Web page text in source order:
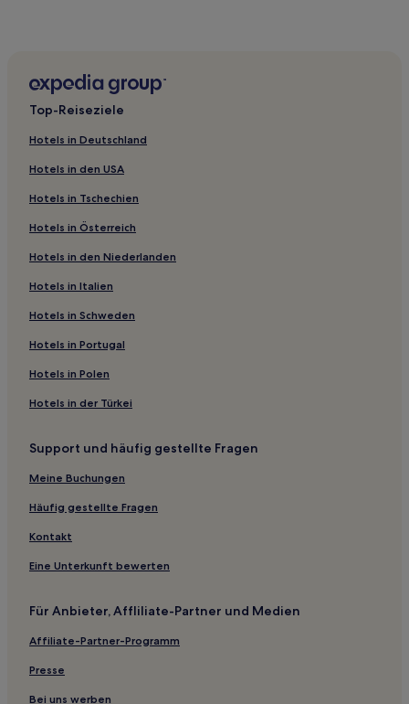
Günstige in Tonglu
Hotels mit Wellnessbereich nahe Tausend-Schritte-
Strand
Haustierfreundliche in Jiaxing
Günstige in Kreis Yunhe
Hotels mit Fitnessbereich in Xinchang
Günstige in Shangcheng
Familien in Hangzhou
Familien in Yiwu
Top-Reiseziele
Hotels in Deutschland
Hotels in den USA
Hotels in Tschechien
Hotels in Österreich
Hotels in den Niederlanden
Hotels in Italien
Hotels in Schweden
Hotels in Portugal
Hotels in Polen
Hotels in der Türkei
Support und häufig gestellte Fragen
Meine Buchungen
Häufig gestellte Fragen
Kontakt
Eine Unterkunft bewerten
Für Anbieter, Affliliate-Partner und Medien
Affiliate-Partner-Programm
Presse
Bei uns werben